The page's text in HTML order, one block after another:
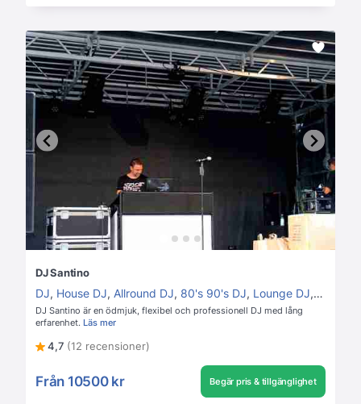
DJ Santino
DJ, House DJ, Allround DJ, 80's 90's DJ, Lounge DJ, Disco
DJ Santino är en ödmjuk, flexibel och professionell DJ med lång
erfarenhet. Läs mer
4,7 (12 recensioner)
Från 10500 kr Begär pris & tillgänglighet